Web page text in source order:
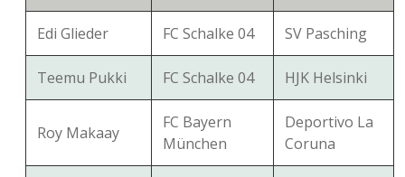
Edi Glieder FC Schalke 04 SV Pasching
Teemu Pukki FC Schalke 04 HJK Helsinki
Roy Makaay
FC Bayern
München
Deportivo La
Coruna